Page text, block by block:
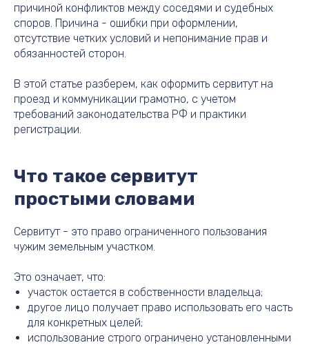
причиной конфликтов между соседями и судебных
споров. Причина - ошибки при оформлении,
отсутствие четких условий и непонимание прав и
обязанностей сторон.
В этой статье разберем, как оформить сервитут на
проезд и коммуникации грамотно, с учетом
требований законодательства РФ и практики
регистрации.
Что такое сервитут
простыми словами
Сервитут - это право ограниченного пользования
чужим земельным участком.
Это означает, что:
участок остается в собственности владельца;
другое лицо получает право использовать его часть
для конкретных целей;
использование строго ограничено установленными